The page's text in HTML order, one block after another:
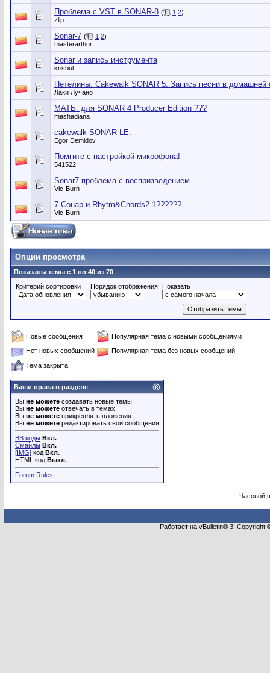
Проблема с VST в SONAR-8 ( 1 2)
zlip
Sonar-7 ( 1 2)
masterarthur
Sonar и запись инструмента
krisbul
Петелины. Cakewalk SONAR 5. Запись песни в домашней
Лаки Лучано
МАТЬ. для SONAR 4 Producer Edition ???
mashadiana
cаkewalk SONAR LE.
Egor Demidov
Помгите с настройкой микрофона!
541522
Sonar7 проблема с воспризведением
Vic-Burn
7 Сонар и Rhytm&Chords2.1??????
Vic-Burn
Опции просмотра
Показаны темы с 1 по 40 из 70
Критерий сортировки
Порядок отображения Показать
Новые сообщения
Популярная тема с новыми сообщениями
Нет новых сообщений
Популярная тема без новых сообщений
Тема закрыта
Ваши права в разделе
Вы не можете создавать новые темы
Вы не можете отвечать в темах
Вы не можете прикреплять вложения
Вы не можете редактировать свои сообщения
BB коды Вкл.
Смайлы Вкл.
[IMG] код Вкл.
HTML код Выкл.
Forum Rules
Часовой
Работает на vBulletin® 3.